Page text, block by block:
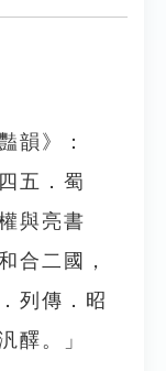
韻》：
五．蜀
與亮書
合二國，
列傳．昭
醳。」